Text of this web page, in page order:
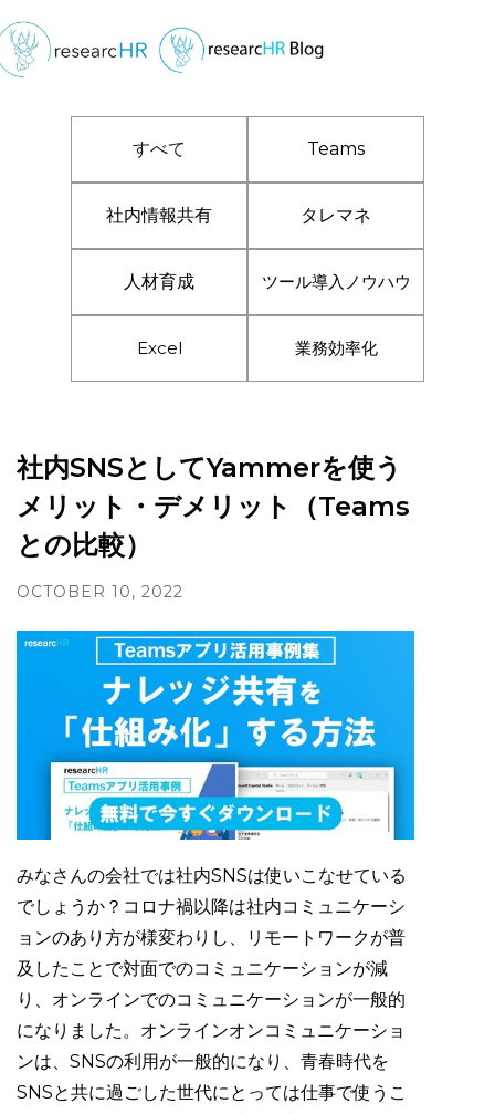
すべて Teams
社内情報共有 タレマネ
人材育成 ツール導入ノウハウ
Excel 業務効率化
社内SNSとしてYammerを使う
メリット・デメリット（Teams
との比較）
OCTOBER 10, 2022
みなさんの会社では社内SNSは使いこなせている
でしょうか？コロナ禍以降は社内コミュニケーシ
ョンのあり方が様変わりし、リモートワークが普
及したことで対面でのコミュニケーションが減
り、オンラインでのコミュニケーションが一般的
になりました。オンラインオンコミュニケーショ
ンは、SNSの利用が一般的になり、青春時代を
SNSと共に過ごした世代にとっては仕事で使うこ